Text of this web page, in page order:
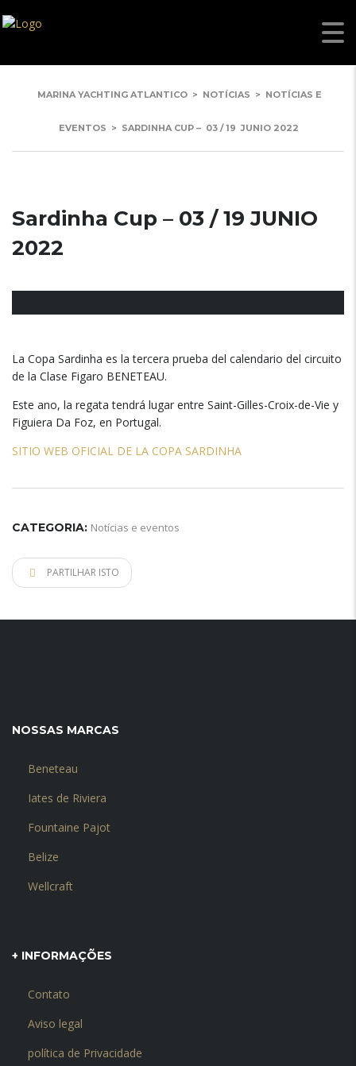
MARINA YACHTING ATLANTICO > NOTÍCIAS > NOTÍCIAS E
EVENTOS > SARDINHA CUP – 03 / 19 JUNIO2022
Sardinha Cup – 03 / 19JUNIO
2022
La Copa Sardinha es la tercera prueba del calendario del circuito
de la Clase Figaro BENETEAU.
Este ano, la regata tendrá lugar entre Saint-Gilles-Croix-de-Vie y
Figuiera Da Foz, en Portugal.
SITIO WEB OFICIAL DE LA COPA SARDINHA
CATEGORIA: Notícias e eventos
PARTILHAR ISTO
NOSSAS MARCAS
Beneteau
Iates de Riviera
Fountaine Pajot
Belize
Wellcraft
+ INFORMAÇÕES
Contato
Aviso legal
política de Privacidade